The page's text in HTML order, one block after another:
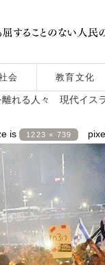
会 教育文化
れる人々 現代イス
is 1223 × 739